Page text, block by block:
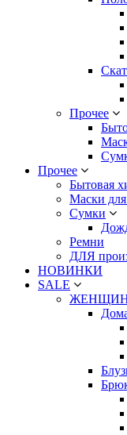
Прочее
Прочее
Бытовая
Маски
Сумки
Ремни
ДЛЯ
НОВИНКИ
SALE